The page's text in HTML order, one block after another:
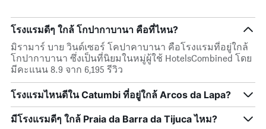
โรงแรมดีๆ ใกล้ โกปากาบานา คือที่ไหน?
มิรามาร์ บาย วินด์เซอร์ โคปาคาบานา คือโรงแรมที่อยู่ใกล้
โกปากาบานา ซึ่งเป็นที่นิยมในหมู่ผู้ใช้ HotelsCombined โดย
มีคะแนน 8.9 จาก 6,195 รีวิว
โรงแรมไหนดีใน Catumbi ที่อยู่ใกล้ Arcos da Lapa?
มีโรงแรมดีๆ ใกล้ Praia da Barra da Tijuca ไหม?